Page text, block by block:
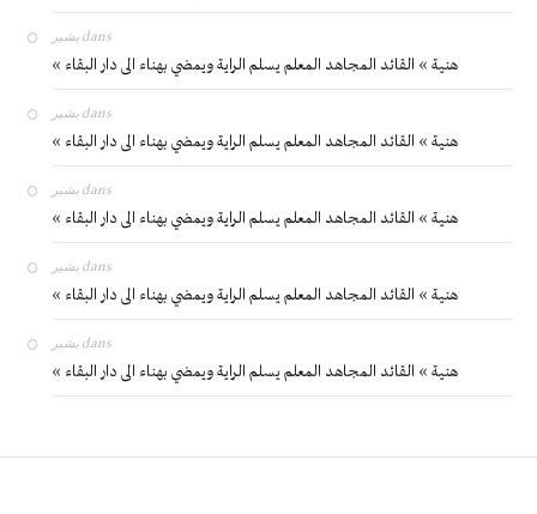
بشير dans
« هنية » القائد المجاهد المعلم يسلم الراية ويمضي بهناء الى دار البقاء
بشير dans
« هنية » القائد المجاهد المعلم يسلم الراية ويمضي بهناء الى دار البقاء
بشير dans
« هنية » القائد المجاهد المعلم يسلم الراية ويمضي بهناء الى دار البقاء
بشير dans
« هنية » القائد المجاهد المعلم يسلم الراية ويمضي بهناء الى دار البقاء
بشير dans
« هنية » القائد المجاهد المعلم يسلم الراية ويمضي بهناء الى دار البقاء